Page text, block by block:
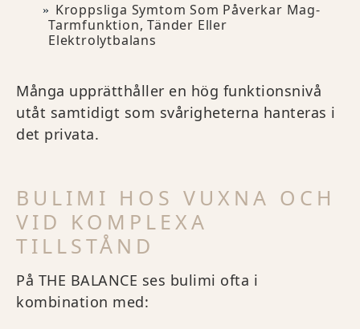
Kroppsliga Symtom Som Påverkar Mag-
Tarmfunktion, Tänder Eller
Elektrolytbalans
Många upprätthåller en hög funktionsnivå
utåt samtidigt som svårigheterna hanteras i
det privata.
BULIMI HOS VUXNA OCH
VID KOMPLEXA
TILLSTÅND
På THE BALANCE ses bulimi ofta i
kombination med: